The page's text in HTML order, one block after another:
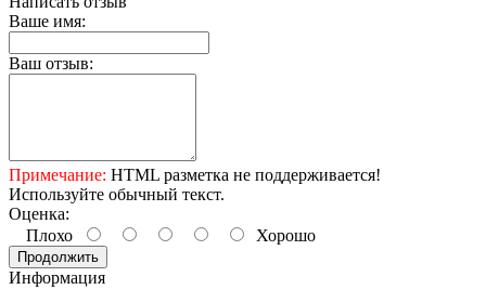
Ваше имя:
Ваш отзыв:
Примечание: HTML разметка не поддерживается!
Используйте обычный текст.
Оценка:
Плохо
Хорошо
Продолжить
Информация